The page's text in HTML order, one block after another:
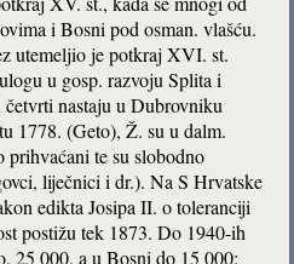
i Bosni pod osman. vlašću.
utemeljio je potkraj XVI. st.
u gosp. razvoju Splita i
nastaju u Dubrovniku
1778. (Geto), Ž. su u dalm.
te su slobodno
liječnici i dr.). Na S Hrvatske
edikta Josipa II. o toleranciji
postižu tek 1873. Do 1940-ih
25 000, a u Bosni do 15 000;